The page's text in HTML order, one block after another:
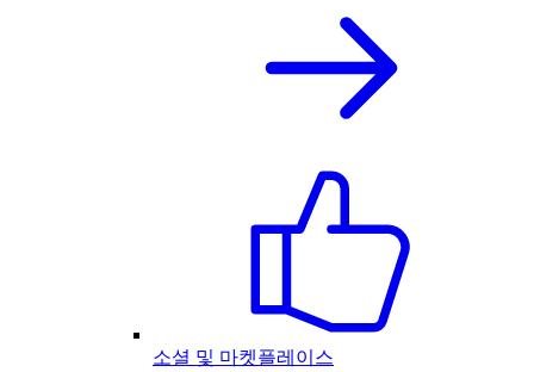
소셜 및 마켓플레이스